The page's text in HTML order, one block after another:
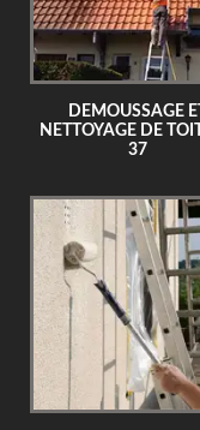
DEMOUSSAGE ET
NETTOYAGE DE
37